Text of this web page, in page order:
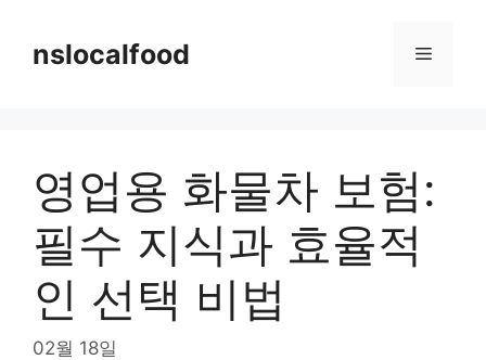
contentnslocalfood Menu
영업용 화물차 보험:
필수 지식과 효율적
인 선택 비법
02월 18일